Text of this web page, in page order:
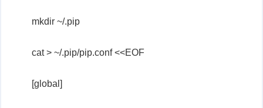
mkdir ~/.pip
cat > ~/.pip/pip.conf <<EOF
[global]